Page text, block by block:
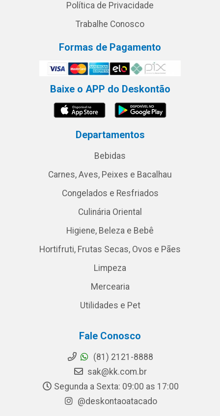
Política de Privacidade
Trabalhe Conosco
Formas de Pagamento
Baixe o APP do Deskontão
Departamentos
Bebidas
Carnes, Aves, Peixes e Bacalhau
Congelados e Resfriados
Culinária Oriental
Higiene, Beleza e Bebê
Hortifruti, Frutas Secas, Ovos e Pães
Limpeza
Mercearia
Utilidades e Pet
Fale Conosco
(81) 2121-8888
sak@kk.com.br
Segunda a Sexta: 09:00 as 17:00
@deskontaoatacado